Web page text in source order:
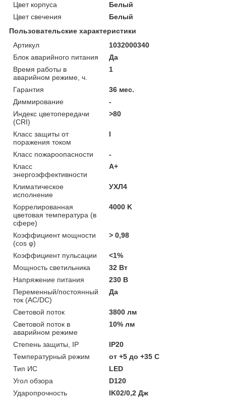
Цвет корпуса
Белый
Цвет свечения
Белый
Пользовательские характеристики
Артикул
1032000340
Блок аварийного питания
Да
Время работы в
аварийном режиме, ч.
1
Гарантия
36 мес.
Диммирование
-
Индекс цветопередачи
(CRI)
>80
Класс защиты от
поражения током
I
Класс пожароопасности
-
Класс
энергоэффективности
A+
Климатическое
исполнение
УХЛ4
Коррелированная
цветовая температура (в
сфере)
4000 K
Коэффициент мощности
(cos φ)
> 0,98
Коэффициент пульсации
<1%
Мощность светильника
32 Вт
Напряжение питания
230 В
Переменный/постоянный
ток (AC/DC)
Да
Световой поток
3800 лм
Световой поток в
аварийном режиме
10% лм
Степень защиты, IP
IP20
Температурный режим
от +5 до +35 C
Тип ИС
LED
Угол обзора
D120
Ударопрочность
IK02/0,2 Дж